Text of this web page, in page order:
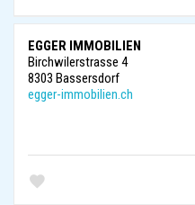
EGGER IMMOBILIEN
Birchwilerstrasse 4
8303 Bassersdorf
egger-immobilien.ch